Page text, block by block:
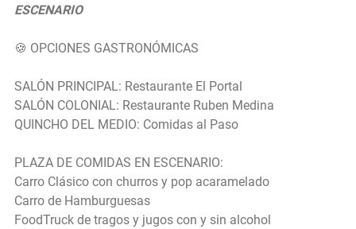
ESCENARIO
🍪 OPCIONES GASTRONÓMICAS
SALÓN PRINCIPAL: Restaurante El Portal
SALÓN COLONIAL: Restaurante Ruben Medina
QUINCHO DEL MEDIO: Comidas al Paso
PLAZA DE COMIDAS EN ESCENARIO:
Carro Clásico con churros y pop acaramelado
Carro de Hamburguesas
FoodTruck de tragos y jugos con y sin alcohol